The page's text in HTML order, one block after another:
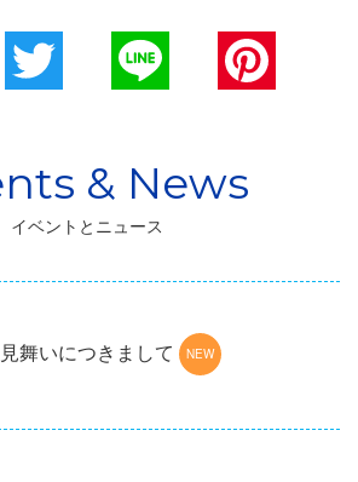
イベントとニュース
舞いにつきまして